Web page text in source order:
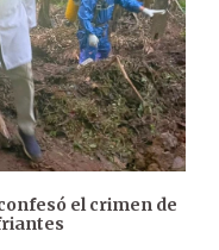
el crimen de